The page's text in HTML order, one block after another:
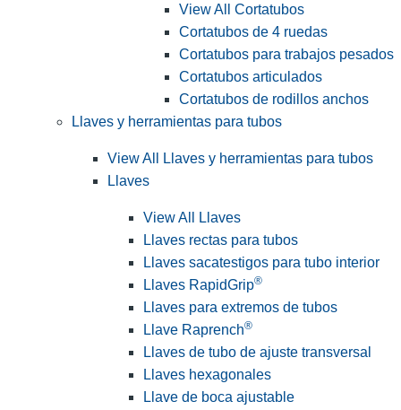
View All Cortatubos
Cortatubos de 4 ruedas
Cortatubos para trabajos pesados
Cortatubos articulados
Cortatubos de rodillos anchos
Llaves y herramientas para tubos
View All Llaves y herramientas para tubos
Llaves
View All Llaves
Llaves rectas para tubos
Llaves sacatestigos para tubo interior
Llaves RapidGrip®
Llaves para extremos de tubos
Llave Raprench®
Llaves de tubo de ajuste transversal
Llaves hexagonales
Llave de boca ajustable